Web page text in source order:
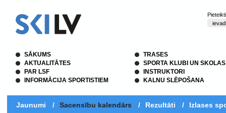
SĀKUMS
AKTUALITĀTES
PAR LSF
INFORMĀCIJA SPORTISTIEM
TRASES
SPORTA KLUBI UN SKOLAS
INSTRUKTORI
KALNU SLĒPOŠANA
Jaunumi / Sacensību kalendārs / Rezultāti / Izlases